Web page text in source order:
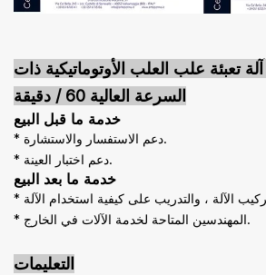
آلة تعبئة علب العلب الأوتوماتيكية ذات
السرعة العالية 60 / دقيقة
خدمة ما قبل البيع
* دعم الاستفسار والاستشارة.
* دعم اختبار العينة.
خدمة ما بعد البيع
* المهندسين المتاحة لخدمة الآلات في الخارج.
التعليمات